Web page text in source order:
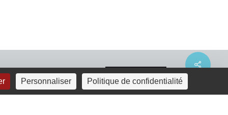
Share
Personnaliser Politique de confidentialité